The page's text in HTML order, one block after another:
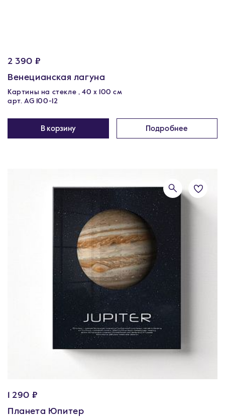
2 390 ₽
Венецианская лагуна
Картины на стекле , 40 x 100 см
арт. AG 100-12
В корзину Подробнее
1 290 ₽
Планета Юпитер